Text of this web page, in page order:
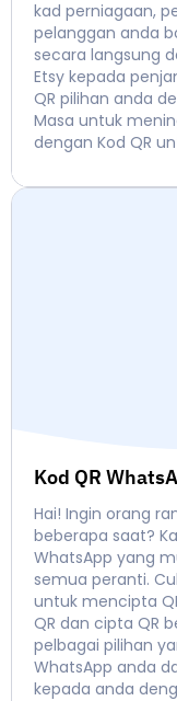
kad perniagaan,
pelanggan anda
secara langsung
Etsy kepada
QR pilihan anda
Masa untuk
dengan Kod QR
Kod QR
Hai! Ingin orang
beberapa saat?
WhatsApp yang
semua peranti.
untuk mencipta
QR dan cipta QR
pelbagai pilihan
WhatsApp anda
kepada anda